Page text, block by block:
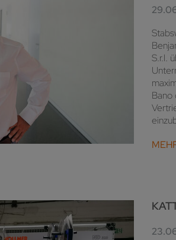
S.r.l.
Bano